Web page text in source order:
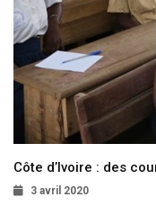
Côte d’Ivoire : des
3 avril 2020